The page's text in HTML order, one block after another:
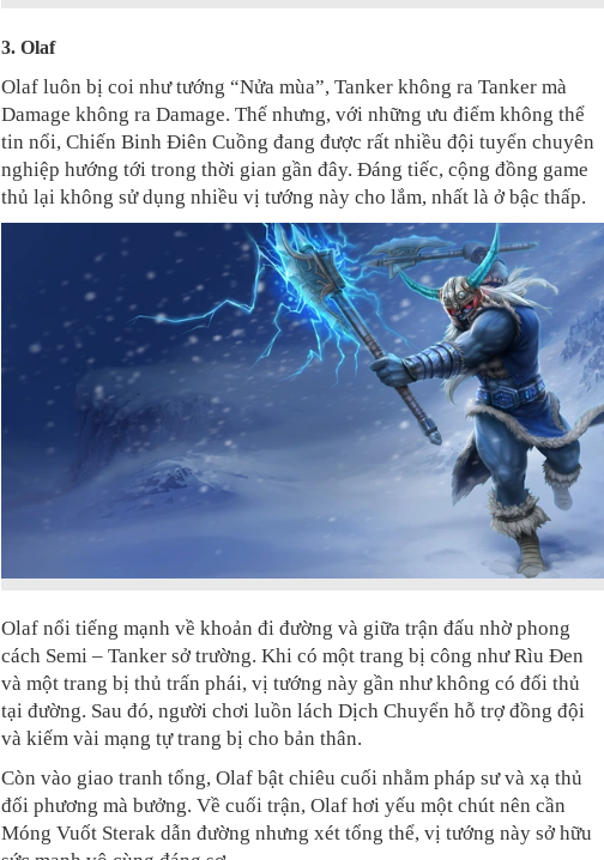
3. Olaf
Olaf luôn bị coi như tướng “Nửa mùa”, Tanker không ra Tanker mà
Damage không ra Damage. Thế nhưng, với những ưu điểm không thể
tin nổi, Chiến Binh Điên Cuồng đang được rất nhiều đội tuyển chuyên
nghiệp hướng tới trong thời gian gần đây. Đáng tiếc, cộng đồng game
thủ lại không sử dụng nhiều vị tướng này cho lắm, nhất là ở bậc thấp.
Olaf nổi tiếng mạnh về khoản đi đường và giữa trận đấu nhờ phong
cách Semi – Tanker sở trường. Khi có một trang bị công như Rìu Đen
và một trang bị thủ trấn phái, vị tướng này gần như không có đối thủ
tại đường. Sau đó, người chơi luồn lách Dịch Chuyển hỗ trợ đồng đội
và kiếm vài mạng tự trang bị cho bản thân.
Còn vào giao tranh tổng, Olaf bật chiêu cuối nhằm pháp sư và xạ thủ
đối phương mà bưởng. Về cuối trận, Olaf hơi yếu một chút nên cần
Móng Vuốt Sterak dẫn đường nhưng xét tổng thể, vị tướng này sở hữu